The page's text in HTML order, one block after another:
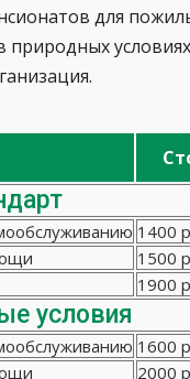
для
1400
1500
1900
условия
1600
2000